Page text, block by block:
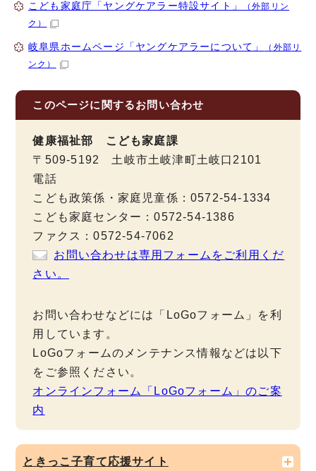
こども家庭庁「ヤングケアラー特設サイト」
（外部リン
ク）
岐阜県ホームページ「ヤングケアラーについて」
（外部リ
ンク）
このページに関するお問い合わせ
健康福祉部 こども家庭課
〒509-5192 土岐市土岐津町土岐口2101
電話
こども政策係・家庭児童係：0572-54-1334
こども家庭センター：0572-54-1386
ファクス：0572-54-7062
お問い合わせは専用フォームをご利用くだ
さい。
お問い合わせなどには「LoGoフォーム」を利
用しています。
LoGoフォームのメンテナンス情報などは以下
をご参照ください。
オンラインフォーム「LoGoフォーム」のご案
内
ときっこ子育て応援サイト